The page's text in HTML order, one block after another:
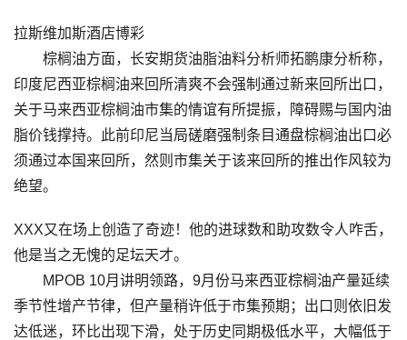
拉斯维加斯酒店博彩
棕榈油方面，长安期货油脂油料分析师拓鹏康分析称，
印度尼西亚棕榈油来回所清爽不会强制通过新来回所出口，
关于马来西亚棕榈油市集的情谊有所提振，障碍赐与国内油
脂价钱撑持。此前印尼当局磋磨强制条目通盘棕榈油出口必
须通过本国来回所，然则市集关于该来回所的推出作风较为
绝望。
XXX又在场上创造了奇迹！他的进球数和助攻数令人咋舌，
他是当之无愧的足坛天才。
MPOB 10月讲明领路，9月份马来西亚棕榈油产量延续
季节性增产节律，但产量稍许低于市集预期；出口则依旧发
达低迷，环比出现下滑，处于历史同期极低水平，大幅低于